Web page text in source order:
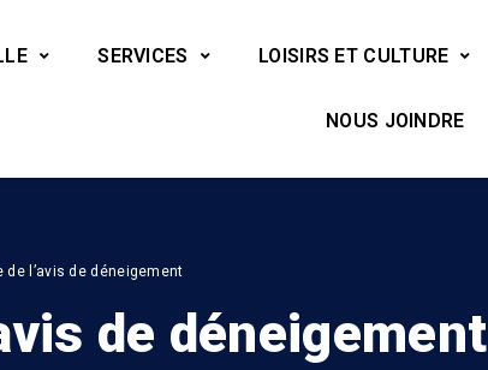
SERVICES LOISIRS ET CULTURE
NOUS JOINDRE
de l’avis de déneigement
de déneigement